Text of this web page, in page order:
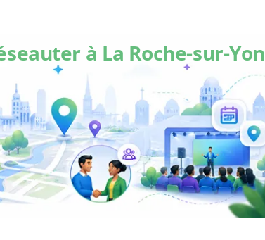
à La Roche-sur-Yon